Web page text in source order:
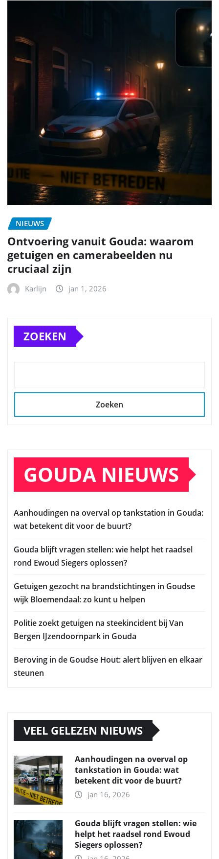
NIEUWS
Ontvoering vanuit Gouda: waarom
getuigen en camerabeelden nu
cruciaal zijn
Karlijn jan 1, 2026
ZOEKEN
Zoeken
GOUDA NIEUWS
Aanhoudingen na overval op tankstation in Gouda:
wat betekent dit voor de buurt?
Gouda blijft vragen stellen: wie helpt het raadsel
rond Ewoud Siegers oplossen?
Getuigen gezocht na brandstichtingen in Goudse
wijk Bloemendaal: zo kunt u helpen
Politie zoekt getuigen na steekincident bij Van
Bergen IJzendoornpark in Gouda
Beroving in de Goudse Hout: alert blijven en elkaar
steunen
VEEL GELEZEN NIEUWS
Aanhoudingen na overval op
tankstation in Gouda: wat
betekent dit voor de buurt?
jan 16, 2026
Gouda blijft vragen stellen: wie
helpt het raadsel rond Ewoud
Siegers oplossen?